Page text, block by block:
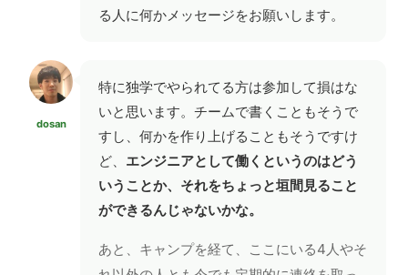
る人に何かメッセージをお願いします。
dosan
特に独学でやられてる方は参加して損はな
いと思います。チームで書くこともそうで
すし、何かを作り上げることもそうですけ
ど、 エンジニアとして働くというのはどう
いうことか、それをちょっと垣間見ること
ができるんじゃないかな。
あと、キャンプを経て、ここにいる4人やそ